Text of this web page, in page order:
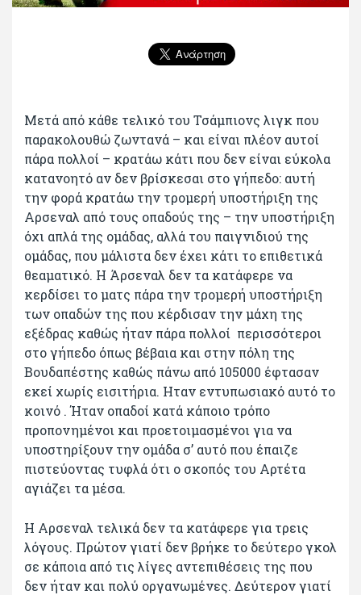
Μετά από κάθε τελικό του Τσάμπιονς λιγκ που
παρακολουθώ ζωντανά – και είναι πλέον αυτοί
πάρα πολλοί – κρατάω κάτι που δεν είναι εύκολα
κατανοητό αν δεν βρίσκεσαι στο γήπεδο: αυτή
την φορά κρατάω την τρομερή υποστήριξη της
Αρσεναλ από τους οπαδούς της – την υποστήριξη
όχι απλά της ομάδας, αλλά του παιγνιδιού της
ομάδας, που μάλιστα δεν έχει κάτι το επιθετικά
θεαματικό. Η Άρσεναλ δεν τα κατάφερε να
κερδίσει το ματς πάρα την τρομερή υποστήριξη
των οπαδών της που κέρδισαν την μάχη της
εξέδρας καθώς ήταν πάρα πολλοί περισσότεροι
στο γήπεδο όπως βέβαια και στην πόλη της
Βουδαπέστης καθώς πάνω από 105000 έφτασαν
εκεί χωρίς εισιτήρια. Ηταν εντυπωσιακό αυτό το
κοινό . Ήταν οπαδοί κατά κάποιο τρόπο
προπονημένοι και προετοιμασμένοι για να
υποστηρίξουν την ομάδα σ’ αυτό που έπαιζε
πιστεύοντας τυφλά ότι ο σκοπός του Αρτέτα
αγιάζει τα μέσα.
Η Αρσεναλ τελικά δεν τα κατάφερε για τρεις
λόγους. Πρώτον γιατί δεν βρήκε το δεύτερο γκολ
σε κάποια από τις λίγες αντεπιθέσεις της που
δεν ήταν και πολύ οργανωμένες. Δεύτερον γιατί